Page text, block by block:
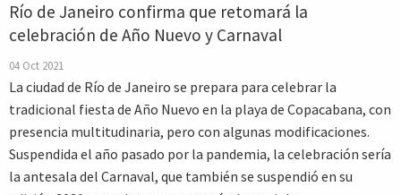
Río de Janeiro confirma que retomará la
celebración de Año Nuevo y Carnaval
04 Oct 2021
La ciudad de Río de Janeiro se prepara para celebrar la
tradicional fiesta de Año Nuevo en la playa de Copacabana, con
presencia multitudinaria, pero con algunas modificaciones.
Suspendida el año pasado por la pandemia, la celebración sería
la antesala del Carnaval, que también se suspendió en su